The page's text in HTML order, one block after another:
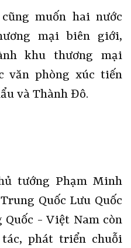
muốn hai nước
mại biên giới,
khu thương mại
văn phòng xúc tiến
và Thành Đô.
tướng Phạm Minh
Quốc Lưu Quốc
- Việt Nam còn
phát triển chuỗi